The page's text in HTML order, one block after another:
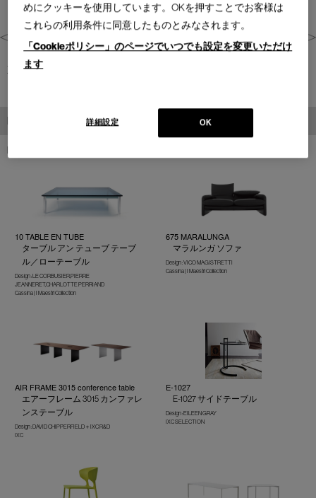
東京都(2024)
PRODUCTS
PRODUCTS
10 TABLE EN TUBE
ターブル アン テューブ テーブ
ル／ローテーブル
Design : LE CORBUSIER,PIERRE
JEANNERET,CHARLOTTE PERRIAND
Cassina | I Maestri Collection
675 MARALUNGA
マラルンガ ソファ
Design : VICO MAGISTRETTI
Cassina | I Maestri Collection
AIR FRAME 3015 conference table
エアーフレーム 3015 カンファレ
ンステーブル
Design : DAVID CHIPPERFIELD＋IXC R&D
IXC
E-1027
E-1027 サイドテーブル
Design : EILEEN GRAY
IXC SELECTION
めにクッキーを使用しています。OKを押すことでお客様は
これらの利用条件に同意したものとみなされます。
「Cookieポリシー」のページでいつでも設定を変更いただけ
ます
OK
詳細設定